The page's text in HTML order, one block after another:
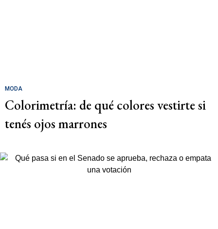
MODA
Colorimetría: de qué colores vestirte si
tenés ojos marrones